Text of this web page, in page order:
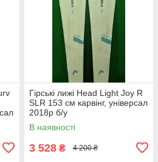
Гірські лижі Head Light Joy R
SLR 153 см карвінг, універсал
2018р б/у
В наявності
3 528 ₴ 4 200 ₴